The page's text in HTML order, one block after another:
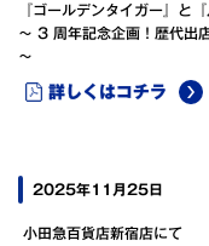
『ゴールデンタイガー』と
～ 3 周年記念企画！歴代出
～
詳しくはコチラ
2025年11月25日
小田急百貨店新宿店にて